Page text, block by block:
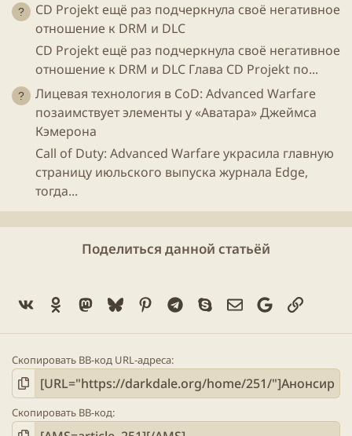
CD Projekt ещё раз подчеркнула своё негативное
отношение к DRM и DLC
CD Projekt ещё раз подчеркнула своё негативное
отношение к DRM и DLC Глава CD Projekt по...
Лицевая технология в CoD: Advanced Warfare
позаимствует элементы у «Аватара» Джеймса
Кэмерона
Call of Duty: Advanced Warfare украсила главную
страницу июльского выпуска журнала Edge,
тогда...
Поделиться данной статьёй
Vk Ok Mastodon
BlueskyPinterestTelegram
SkypeЭлектронная
GoogleСсылка
Скопировать BB-код URL-адреса
Скопировать BB-код